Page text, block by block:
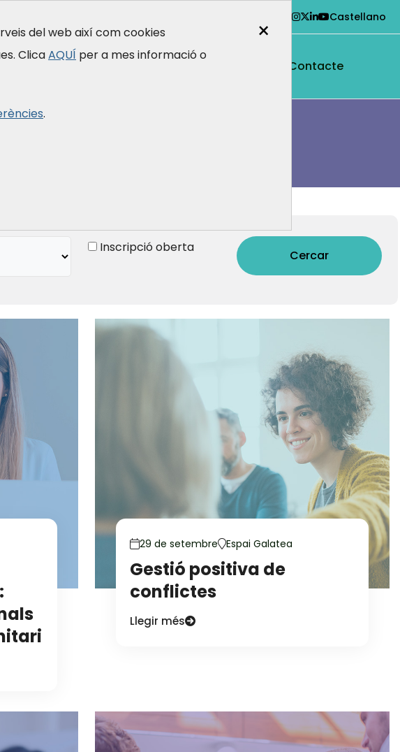
×
del web així com cookies
ClicaAQUÍ per a mes informació o
.
Castellano
A qui ens dirigim Contacte
Inscripció oberta
29 de setembre Espai Galatea
Gestió positiva de
conflictes
Llegir més